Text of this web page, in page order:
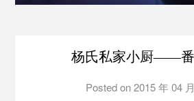
杨氏私家小厨——
Posted on2015 年 04